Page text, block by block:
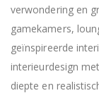
verwondering en
gamekamers,
geïnspireerde
interieurdesign
diepte en